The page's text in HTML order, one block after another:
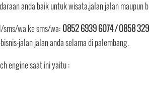
anda baik untuk wisata,jalan jalan maupun
sms/wa ke sms/wa: 0852 6939 6074 / 0858
jalan jalan anda selama di palembang.
engine saat ini yaitu :